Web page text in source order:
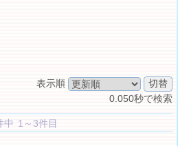
表示順
0.050秒で検索
中 1～3件目